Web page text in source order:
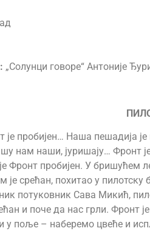
„Солунци говоре“ Антоније
пробијен… Наша пешадија
наши, јуришају… Фронт је
Фронт пробијен. У бришућем
срећан, похитао у пилотску
потуковник Сава Микић,
и поче да нас грли. Фронт
у поље – наберемо цвеће и